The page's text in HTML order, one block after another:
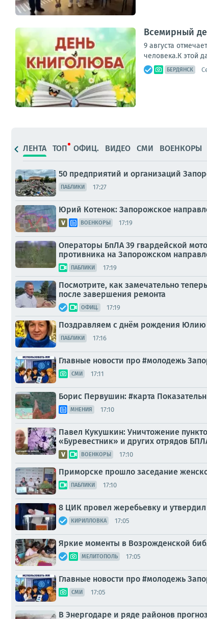
Всемирный
9 августа
человека.К этой
БЕРДЯНСК
ЛЕНТА ТОП ОФИЦ. ВИДЕО СМИ ВОЕНКОРЫ
50 предприятий и организаций
ПАБЛИКИ 17:27
Юрий Котенок: Запорожское
ВОЕНКОРЫ 17:19
Операторы БпЛА 39 гвардейской
противника на Запорожском
ПАБЛИКИ 17:19
Посмотрите, как замечательно
после завершения ремонта
ОФИЦ. 17:19
Поздравляем с днём рождения
ПАБЛИКИ 17:16
Главные новости про #молодежь
СМИ 17:11
Борис Первушин: #карта
МНЕНИЯ 17:10
Павел Кукушкин: Уничтожение
«Буревестник» и других отрядов
ВОЕНКОРЫ 17:10
Приморске прошло заседание
ПАБЛИКИ 17:10
8 ЦИК провел жеребьевку и
КИРИЛЛОВКА 17:05
Яркие моменты в Возрожденской
МЕЛИТОПОЛЬ 17:05
Главные новости про #молодежь
СМИ 17:05
В Энергодаре и ряде районов